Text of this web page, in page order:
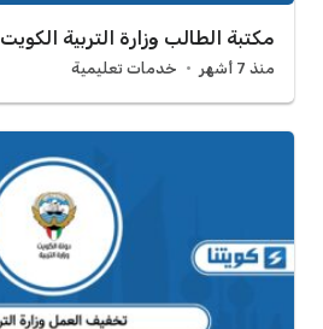
مكتبة الطالب وزارة التربية الكويت 2026
منذ 7 أشهر خدمات تعليمية